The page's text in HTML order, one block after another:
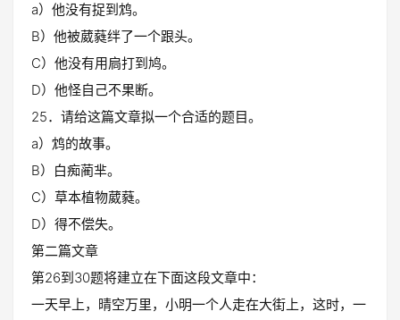
a）他没有捉到鸩。
B）他被葳蕤绊了一个跟头。
C）他没有用扃打到鸠。
D）他怪自己不果断。
25．请给这篇文章拟一个合适的题目。
a）鸩的故事。
B）白痴蔺芈。
C）草本植物葳蕤。
D）得不偿失。
第二篇文章
第26到30题将建立在下面这段文章中：
一天早上，晴空万里，小明一个人走在大街上，这时，一